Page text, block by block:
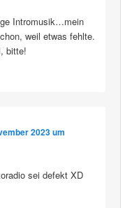
Intromusik…mein
weil etwas fehlte.
bitte!
2023 um
sei defekt XD